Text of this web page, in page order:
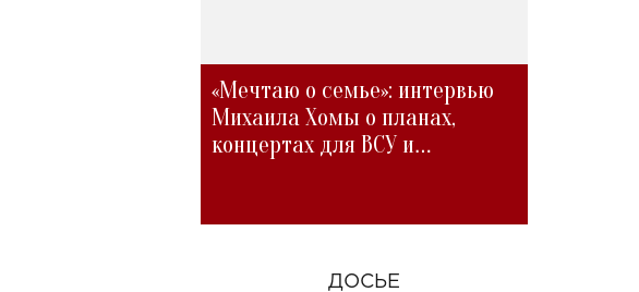
«Мечтаю о семье»: интервью
Михаила Хомы о планах,
концертах для ВСУ и
ДОСЬЕ